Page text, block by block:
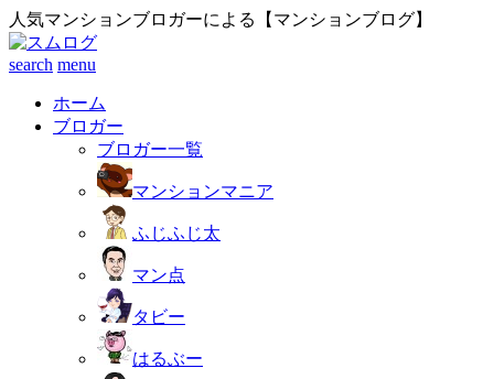
人気マンションブロガーによる【マンションブログ】
search menu
ホーム
ブロガー
ブロガー一覧
マンションマニア
ふじふじ太
マン点
タビー
はるぶー